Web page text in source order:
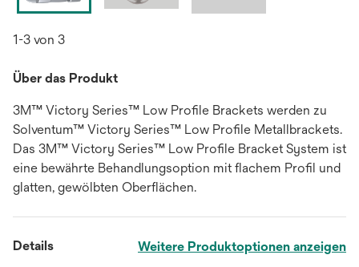
1-3 von 3
Über das Produkt
3M™ Victory Series™ Low Profile Brackets werden zu
Solventum™ Victory Series™ Low Profile Metallbrackets.
Das 3M™ Victory Series™ Low Profile Bracket System ist
eine bewährte Behandlungsoption mit flachem Profil und
glatten, gewölbten Oberflächen.
Details Weitere Produktoptionen anzeigen